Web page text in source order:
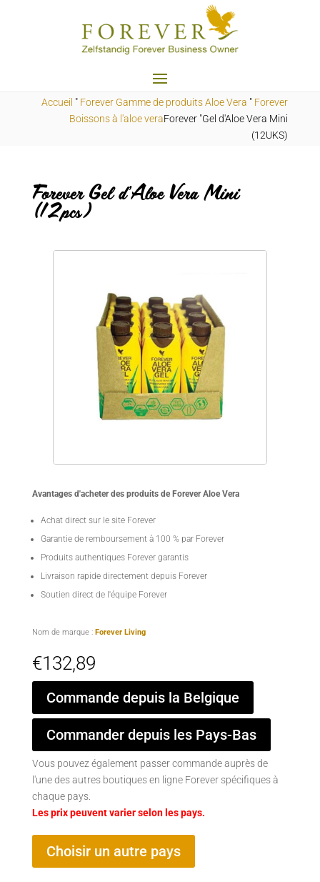
Accueil " Forever Gamme de produits Aloe Vera " Forever
Boissons à l'aloe veraForever "Gel d'Aloe Vera Mini
(12UKS)
Forever Gel d'Aloe Vera Mini
(12pcs)
Avantages d'acheter des produits de Forever Aloe Vera
Achat direct sur le site Forever
Garantie de remboursement à 100 % par Forever
Produits authentiques Forever garantis
Livraison rapide directement depuis Forever
Soutien direct de l'équipe Forever
Nom de marque : Forever Living
€132,89
Commande depuis la Belgique
Commander depuis les Pays-Bas
Vous pouvez également passer commande auprès de
l'une des autres boutiques en ligne Forever spécifiques à
chaque pays.
Les prix peuvent varier selon les pays.
Choisir un autre pays